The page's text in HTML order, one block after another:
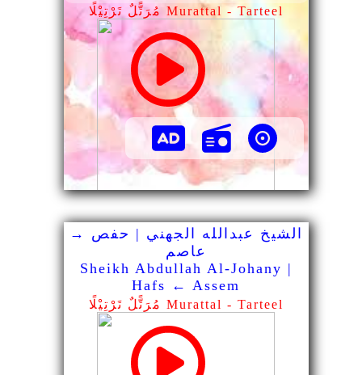
مُرَتًّلٌ تَرْتِيْلًا Murattal - Tarteel
الشيخ عبدالله الجهني | حفص →
عاصم
Sheikh Abdullah Al-Johany |
Hafs ← Assem
مُرَتًّلٌ تَرْتِيْلًا Murattal - Tarteel